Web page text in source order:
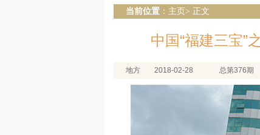
当前位置 ： 主页 > 正文
中国“福建三宝”
地方 2018-02-28 总第376期